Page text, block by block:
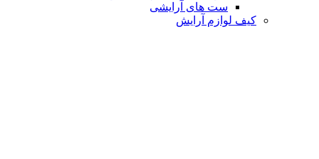
ست های آرایشی
کیف لوازم آرایش